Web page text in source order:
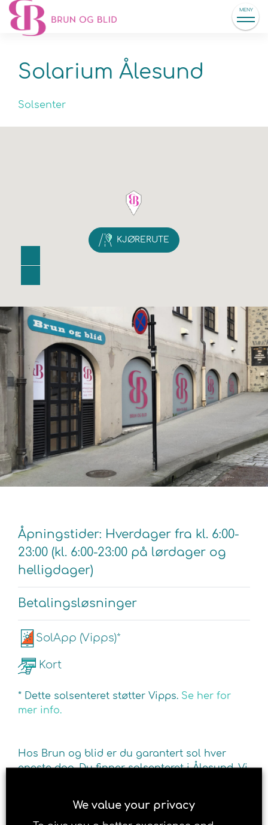
MENY
Solarium Ålesund
Solsenter
KJØRERUTE
Åpningstider: Hverdager fra kl. 6:00-
23:00 (kl. 6:00-23:00 på lørdager og
helligdager)
Betalingsløsninger
SolApp (Vipps)*
Kort
* Dette solsenteret støtter Vipps. Se her for
mer info.
Hos Brun og blid er du garantert sol hver
eneste dag. Du finner solsenteret i Ålesund. Vi
energi og D-vitamin.
We value your privacy